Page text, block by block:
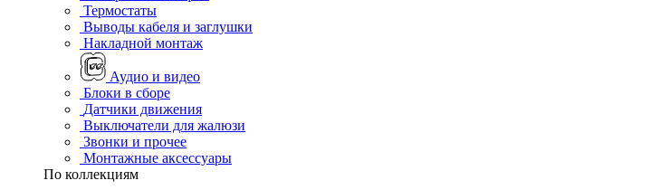
Термостаты
Выводы кабеля и заглушки
Накладной монтаж
Аудио и видео
Блоки в сборе
Датчики движения
Выключатели для жалюзи
Звонки и прочее
Монтажные аксессуары
По коллекциям